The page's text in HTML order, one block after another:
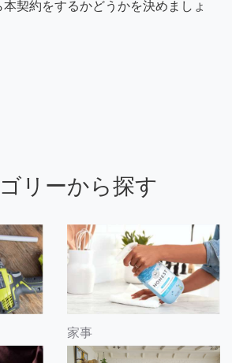
契約をするかどうかを決めましょ
リーから探す
家事